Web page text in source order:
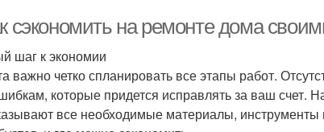
сэкономить на ремонте дома
шаг к экономии
четко спланировать все этапы работ.
которые придется исправлять за ваш счет.
все необходимые материалы,